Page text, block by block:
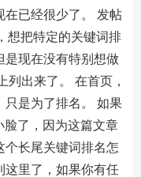
在已经很少了。 发帖
想把特定的关键词排
是现在没有特别想做
列出来了。 在首页，
只是为了排名。 如果
脸了，因为这篇文章
个长尾关键词排名怎
这里了，如果你有任